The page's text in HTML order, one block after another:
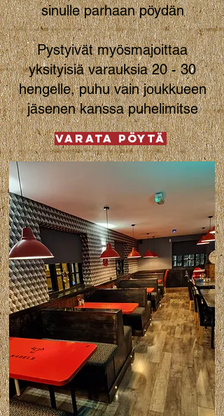
sinulle parhaan pöydän
Pystyivät myösmajoittaa
yksityisiä varauksia 20 - 30
hengelle, puhu vain joukkueen
jäsenen kanssa puhelimitse
VARATA PÖYTÄ